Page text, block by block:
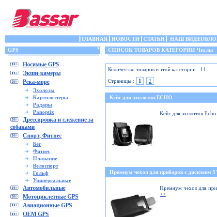
ГЛАВНАЯ НОВОСТИ СТАТЬИ
НАШ
GPS
Носимые GPS
Экшн-камеры
Река-море
Эхолоты
Картплоттеры
Радары
Panoptix
Дрессировка и слежение за
собаками
Спорт, Фитнес
Бег
Фитнес
Плавание
Велоспорт
Гольф
Универсальные
Автомобильные
Мотоциклетные GPS
Авиационные GPS
OEM GPS
СПИСОК ТОВАРОВ КАТЕГОРИИ Чехлы
Количество товаров в этой категории : 11
Страницы :
1 2
Кейс для эхолотов ECHO
Кейс для эхолотов
Премиум чехол для приборов с дисплеем
Премиум чехол для
>>